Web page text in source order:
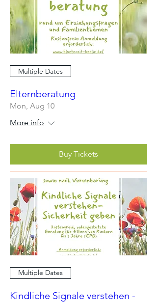
Multiple Dates
Elternberatung
Mon, Aug 10
More info
Buy Tickets
Multiple Dates
Kindliche Signale verstehen -